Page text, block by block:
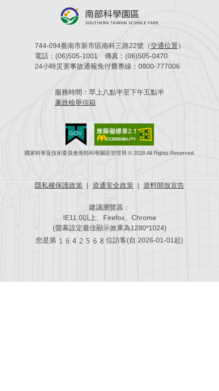
744-094臺南市新市區南科三路22號（交通位置）
電話： (06)505-1001 傳真： (06)505-0470
24小時災害事故通報免付費專線： 0800-777006
服務時間： 早上八點半至下午五點半
廉政檢舉信箱
國家科學及技術委員會南部科學園區管理局 © 2018 All Rights Reserved.
隱私權保護政策 | 資通安全政策 | 資料開放宣告
建議瀏覽器：
IE11.0以上、Firefox、Chrome
(螢幕設定最佳顯示效果為1280*1024)
您是第
位訪客(自 2026-01-01起)